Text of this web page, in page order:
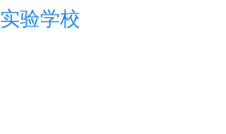
实验学校